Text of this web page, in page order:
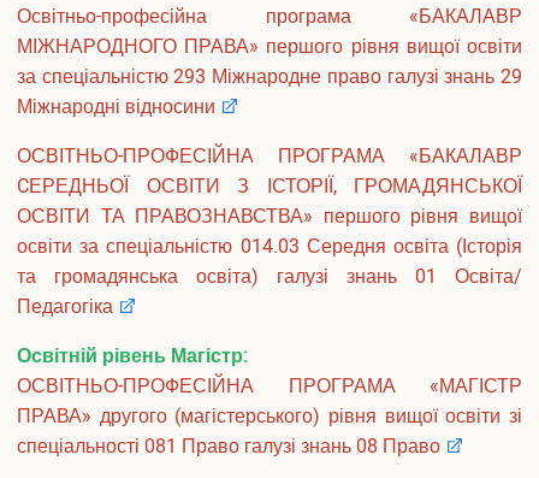
Подача електронної заяви
Поновлення та переведення на навчання
Реєстраціія електронного кабіінету для вступу на
магістратуру
Програми вступних випробувань
Співбесіда
Рейтингові списки
Захист персональних даних
Ваучер на навчання від центру зайнятості
Особам з особливими освітніми потребами
Проживання студентів
Освіта іноземних студентів
Студенту
Оголошення
Освітньо-професійна програма «БАКАЛАВР
МІЖНАРОДНОГО ПРАВА» першого рівня вищої освіти
за спеціальністю 293 Міжнародне право галузі знань 29
Міжнародні відносини
ОСВІТНЬО-ПРОФЕСІЙНА ПРОГРАМА «БАКАЛАВР
CЕРЕДНЬОЇ ОСВІТИ З ІСТОРІЇ, ГРОМАДЯНСЬКОЇ
ОСВІТИ ТА ПРАВОЗНАВСТВА» першого рівня вищої
освіти за спеціальністю 014.03 Середня освіта (Історія
та громадянська освіта) галузі знань 01 Освіта/
Педагогіка
Освітній рівень Магістр:
ОСВІТНЬО-ПРОФЕСІЙНА ПРОГРАМА «МАГІСТР
ПРАВА» другого (магістерського) рівня вищої освіти зі
спеціальності 081 Право галузі знань 08 Право